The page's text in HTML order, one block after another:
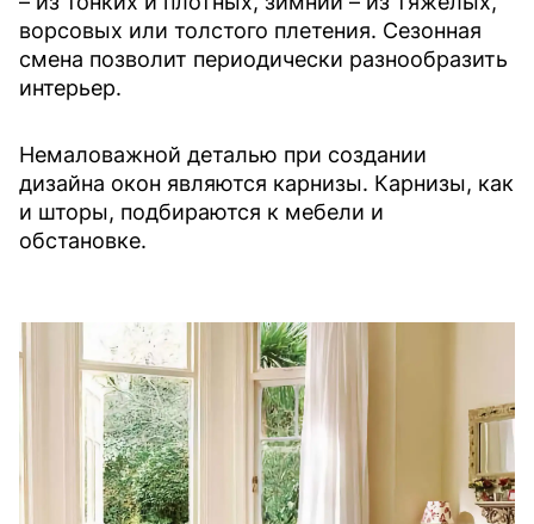
ворсовых или толстого плетения. Сезонная
смена позволит периодически разнообразить
интерьер.
Немаловажной деталью при создании
дизайна окон являются карнизы. Карнизы, как
и шторы, подбираются к мебели и
обстановке.